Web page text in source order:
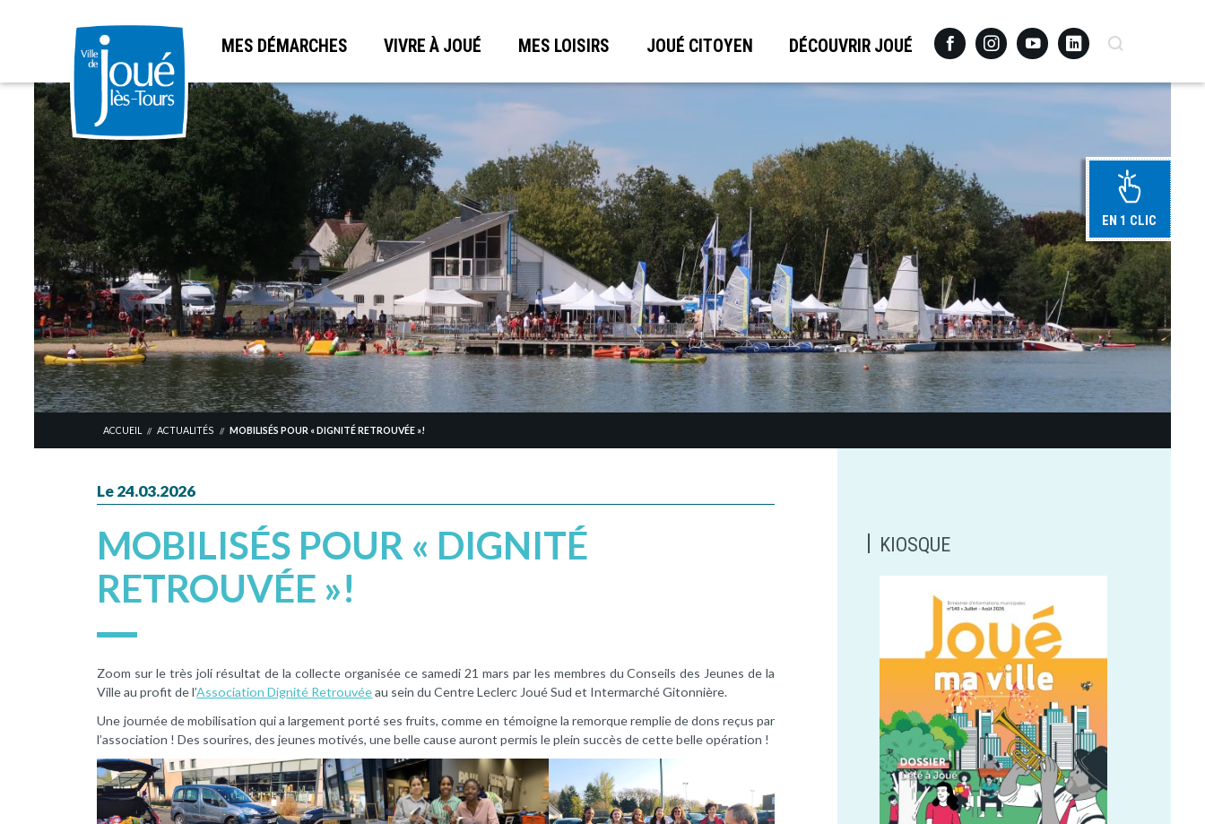
Aller
MES DÉMARCHES VIVRE À JOUÉ MES LOISIRS JOUÉ CITOYEN DÉCOUVRIR JOUÉ FacebookInstagramYoutubeLinkedinRecherche
EN 1 CLIC
ACCUEIL // ACTUALITÉS // MOBILISÉS POUR « DIGNITÉ RETROUVÉE »!
Le 24.03.2026
MOBILISÉS POUR « DIGNITÉ
RETROUVÉE »!
Zoom sur le très joli résultat de la collecte organisée ce samedi 21 mars par les membres du Conseils des Jeunes de la
Ville au profit de l’Association Dignité Retrouvéeau sein du Centre Leclerc Joué Sud et Intermarché Gitonnière.
Une journée de mobilisation qui a largement porté ses fruits, comme en témoigne la remorque remplie de dons reçus par
l’association ! Des sourires, des jeunes motivés, une belle cause auront permis le plein succès de cette belle opération !
KIOSQUE